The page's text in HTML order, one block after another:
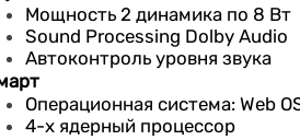
Мощность 2 динамика по 8 Вт
Sound Processing Dolby Audio
Автоконтроль уровня звука
Операционная система: Web
4-х ядерный процессор